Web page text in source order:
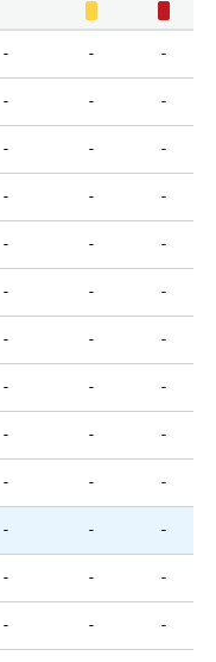
- - -
- - -
- - -
- - -
- - -
- - -
- - -
- - -
- - -
- - -
- - -
- - -
- - -